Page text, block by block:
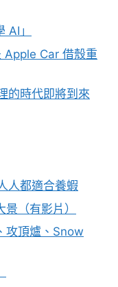
AI」
Apple Car 借殼重
的時代即將到來
人都適合養蝦
（有影片）
攻頂爐、Snow